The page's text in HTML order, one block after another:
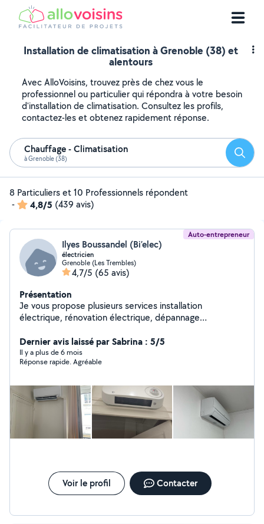
Installation de climatisation à Grenoble (38) et
alentours
Avec AlloVoisins, trouvez près de chez vous le
professionnel ou particulier qui répondra à votre besoin
d'installation de climatisation. Consultez les profils,
contactez-les et obtenez rapidement réponse.
Chauffage - Climatisation
à Grenoble (38)
8 Particuliers et 10 Professionnels répondent
-
4,8/5 (439 avis)
Auto-entrepreneur
Ilyes Boussandel (Bi’elec)
électricien
Grenoble (Les Trembles)
4,7/5 (65 avis)
Présentation
Je vous propose plusieurs services installation
électrique, rénovation électrique, dépannage
de climatisation, montage de meubles, pose de cuisine
et plein d'autres services n'hésitez pas.
Dernier avis laissé par Sabrina : 5/5
Il y a plus de 6 mois
Réponse rapide. Agréable
Voir le profil Contacter